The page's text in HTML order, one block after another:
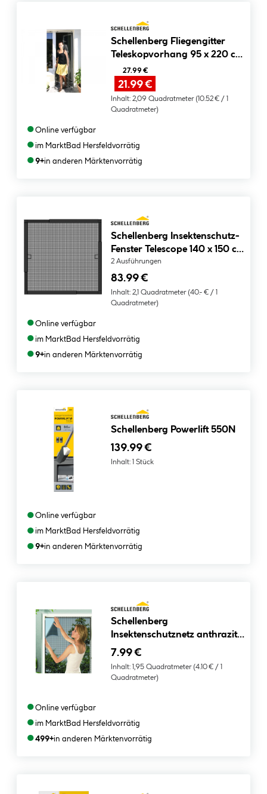
Schellenberg Fliegengitter
Teleskopvorhang 95 x 220 cm
Breite verstellbar anthrazit
27.99 €
21.99 €
Inhalt: 2,09 Quadratmeter (10.52 € / 1
Quadratmeter)
●Online verfügbar
●im MarktBad Hersfeldvorrätig
●9+in anderen Märktenvorrätig
Schellenberg Insektenschutz-
Fenster Telescope 140 x 150 cm
anthrazit
2 Ausführungen
83.99 €
Inhalt: 2,1 Quadratmeter (40.- € / 1
Quadratmeter)
●Online verfügbar
●im MarktBad Hersfeldvorrätig
●9+in anderen Märktenvorrätig
Schellenberg Powerlift 550N
139.99 €
Inhalt: 1 Stück
●Online verfügbar
●im MarktBad Hersfeldvorrätig
●9+in anderen Märktenvorrätig
Schellenberg
Insektenschutznetz anthrazit
130 x 150 cm
7.99 €
Inhalt: 1,95 Quadratmeter (4.10 € / 1
Quadratmeter)
●Online verfügbar
●im MarktBad Hersfeldvorrätig
●499+in anderen Märktenvorrätig